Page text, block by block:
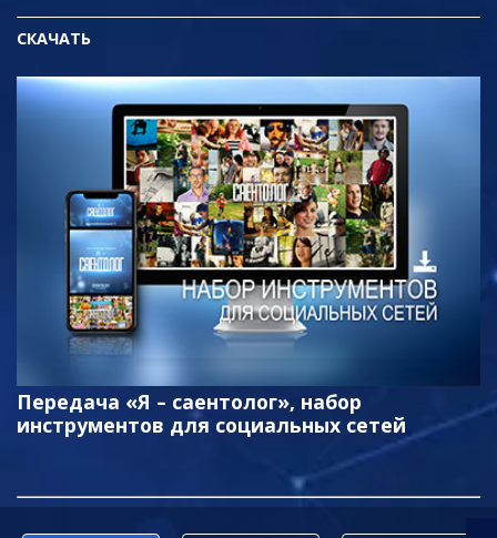
СКАЧАТЬ
Передача «Я – саентолог», набор
инструментов для социальных сетей